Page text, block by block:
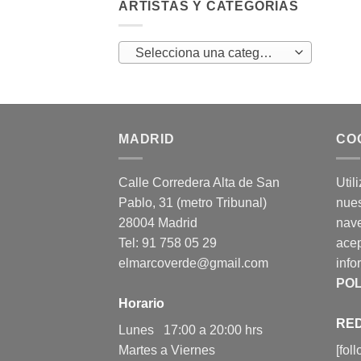
ARTISTAS Y CATEGORÍAS
Selecciona una categoría
MADRID
Calle Corredera Alta de San
Pablo, 31 (metro Tribunal)
28004 Madrid
Tel: 91 758 05 29
elmarcoverde@gmail.com
Horario
Lunes 17:00 a 20:00 hrs
Martes a Viernes